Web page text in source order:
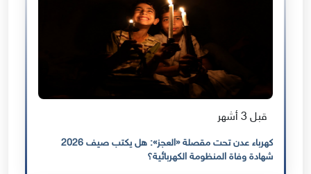
قبل 3 أشهر
كهرباء عدن تحت مقصلة «العجز»: هل يكتب صيف 2026
شهادة وفاة المنظومة الكهربائية؟